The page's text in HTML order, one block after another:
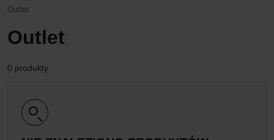
Outlet
Outlet
0 produkty